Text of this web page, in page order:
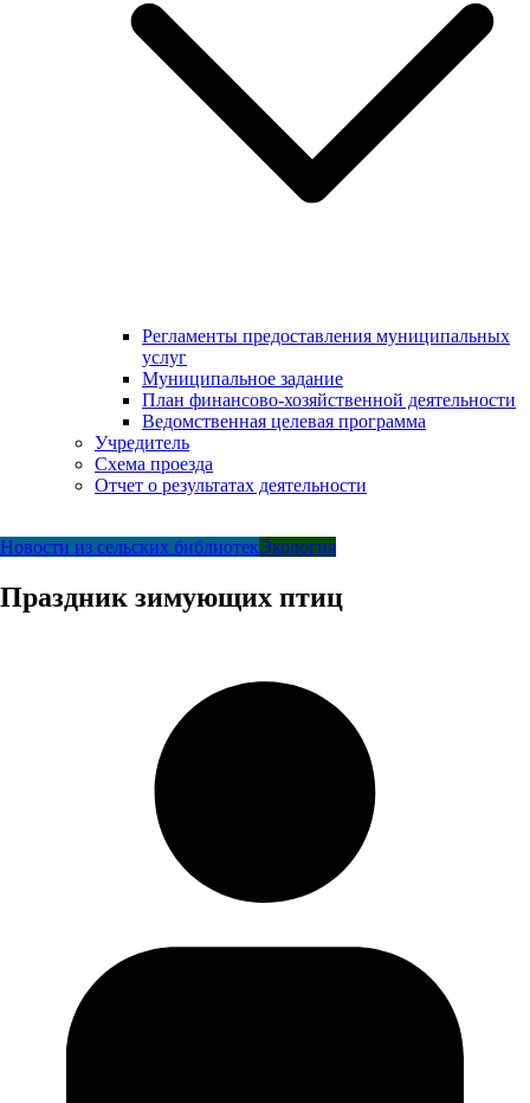
Регламенты предоставления муниципальных
услуг
Муниципальное задание
План финансово-хозяйственной деятельности
Ведомственная целевая программа
Учредитель
Схема проезда
Отчет о результатах деятельности
Новости из сельских библиотекЭкология
Праздник зимующих птиц